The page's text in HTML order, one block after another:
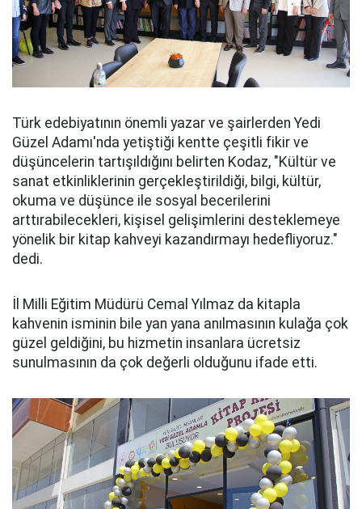
Türk edebiyatının önemli yazar ve şairlerden Yedi
Güzel Adamı'nda yetiştiği kentte çeşitli fikir ve
düşüncelerin tartışıldığını belirten Kodaz, "Kültür ve
sanat etkinliklerinin gerçekleştirildiği, bilgi, kültür,
okuma ve düşünce ile sosyal becerilerini
arttırabilecekleri, kişisel gelişimlerini desteklemeye
yönelik bir kitap kahveyi kazandırmayı hedefliyoruz."
dedi.
İl Milli Eğitim Müdürü Cemal Yılmaz da kitapla
kahvenin isminin bile yan yana anılmasının kulağa çok
güzel geldiğini, bu hizmetin insanlara ücretsiz
sunulmasının da çok değerli olduğunu ifade etti.